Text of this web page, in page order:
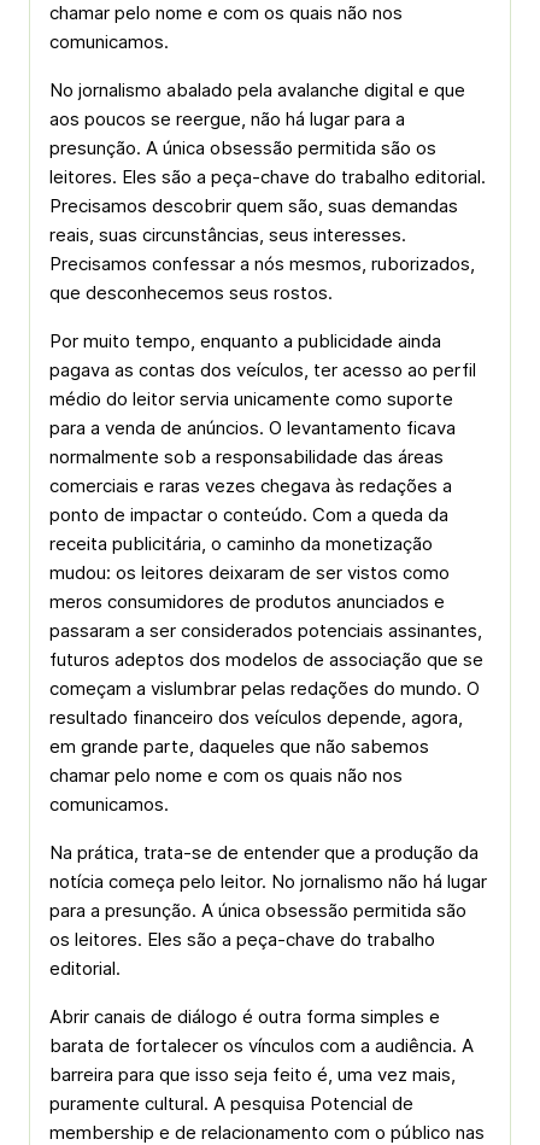
chamar pelo nome e com os quais não nos
comunicamos.
No jornalismo abalado pela avalanche digital e que
aos poucos se reergue, não há lugar para a
presunção. A única obsessão permitida são os
leitores. Eles são a peça-chave do trabalho editorial.
Precisamos descobrir quem são, suas demandas
reais, suas circunstâncias, seus interesses.
Precisamos confessar a nós mesmos, ruborizados,
que desconhecemos seus rostos.
Por muito tempo, enquanto a publicidade ainda
pagava as contas dos veículos, ter acesso ao perfil
médio do leitor servia unicamente como suporte
para a venda de anúncios. O levantamento ficava
normalmente sob a responsabilidade das áreas
comerciais e raras vezes chegava às redações a
ponto de impactar o conteúdo. Com a queda da
receita publicitária, o caminho da monetização
mudou: os leitores deixaram de ser vistos como
meros consumidores de produtos anunciados e
passaram a ser considerados potenciais assinantes,
futuros adeptos dos modelos de associação que se
começam a vislumbrar pelas redações do mundo. O
resultado financeiro dos veículos depende, agora,
em grande parte, daqueles que não sabemos
chamar pelo nome e com os quais não nos
comunicamos.
Na prática, trata-se de entender que a produção da
notícia começa pelo leitor. No jornalismo não há lugar
para a presunção. A única obsessão permitida são
os leitores. Eles são a peça-chave do trabalho
editorial.
Abrir canais de diálogo é outra forma simples e
barata de fortalecer os vínculos com a audiência. A
barreira para que isso seja feito é, uma vez mais,
puramente cultural. A pesquisa Potencial de
membership e de relacionamento com o público nas